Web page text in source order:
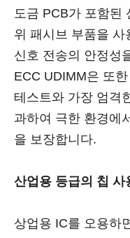
도금 PCB가 포함된
위 패시브 부품을
신호 전송의 안정성
ECC UDIMM은 또
테스트와 가장 엄격
과하여 극한 환경에
을 보장합니다.
산업용 등급의 칩 사
상업용 IC를 오용하